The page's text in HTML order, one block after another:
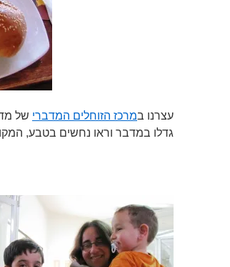
עצרנו במרכז הזוחלים המדברי של
גדלו במדבר וראו נחשים בטבע,